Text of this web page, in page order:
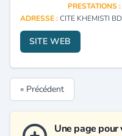
PRESTATIONS :
ADRESSE :CITE KHEMISTI BD
SITE WEB
« Précédent
Une page